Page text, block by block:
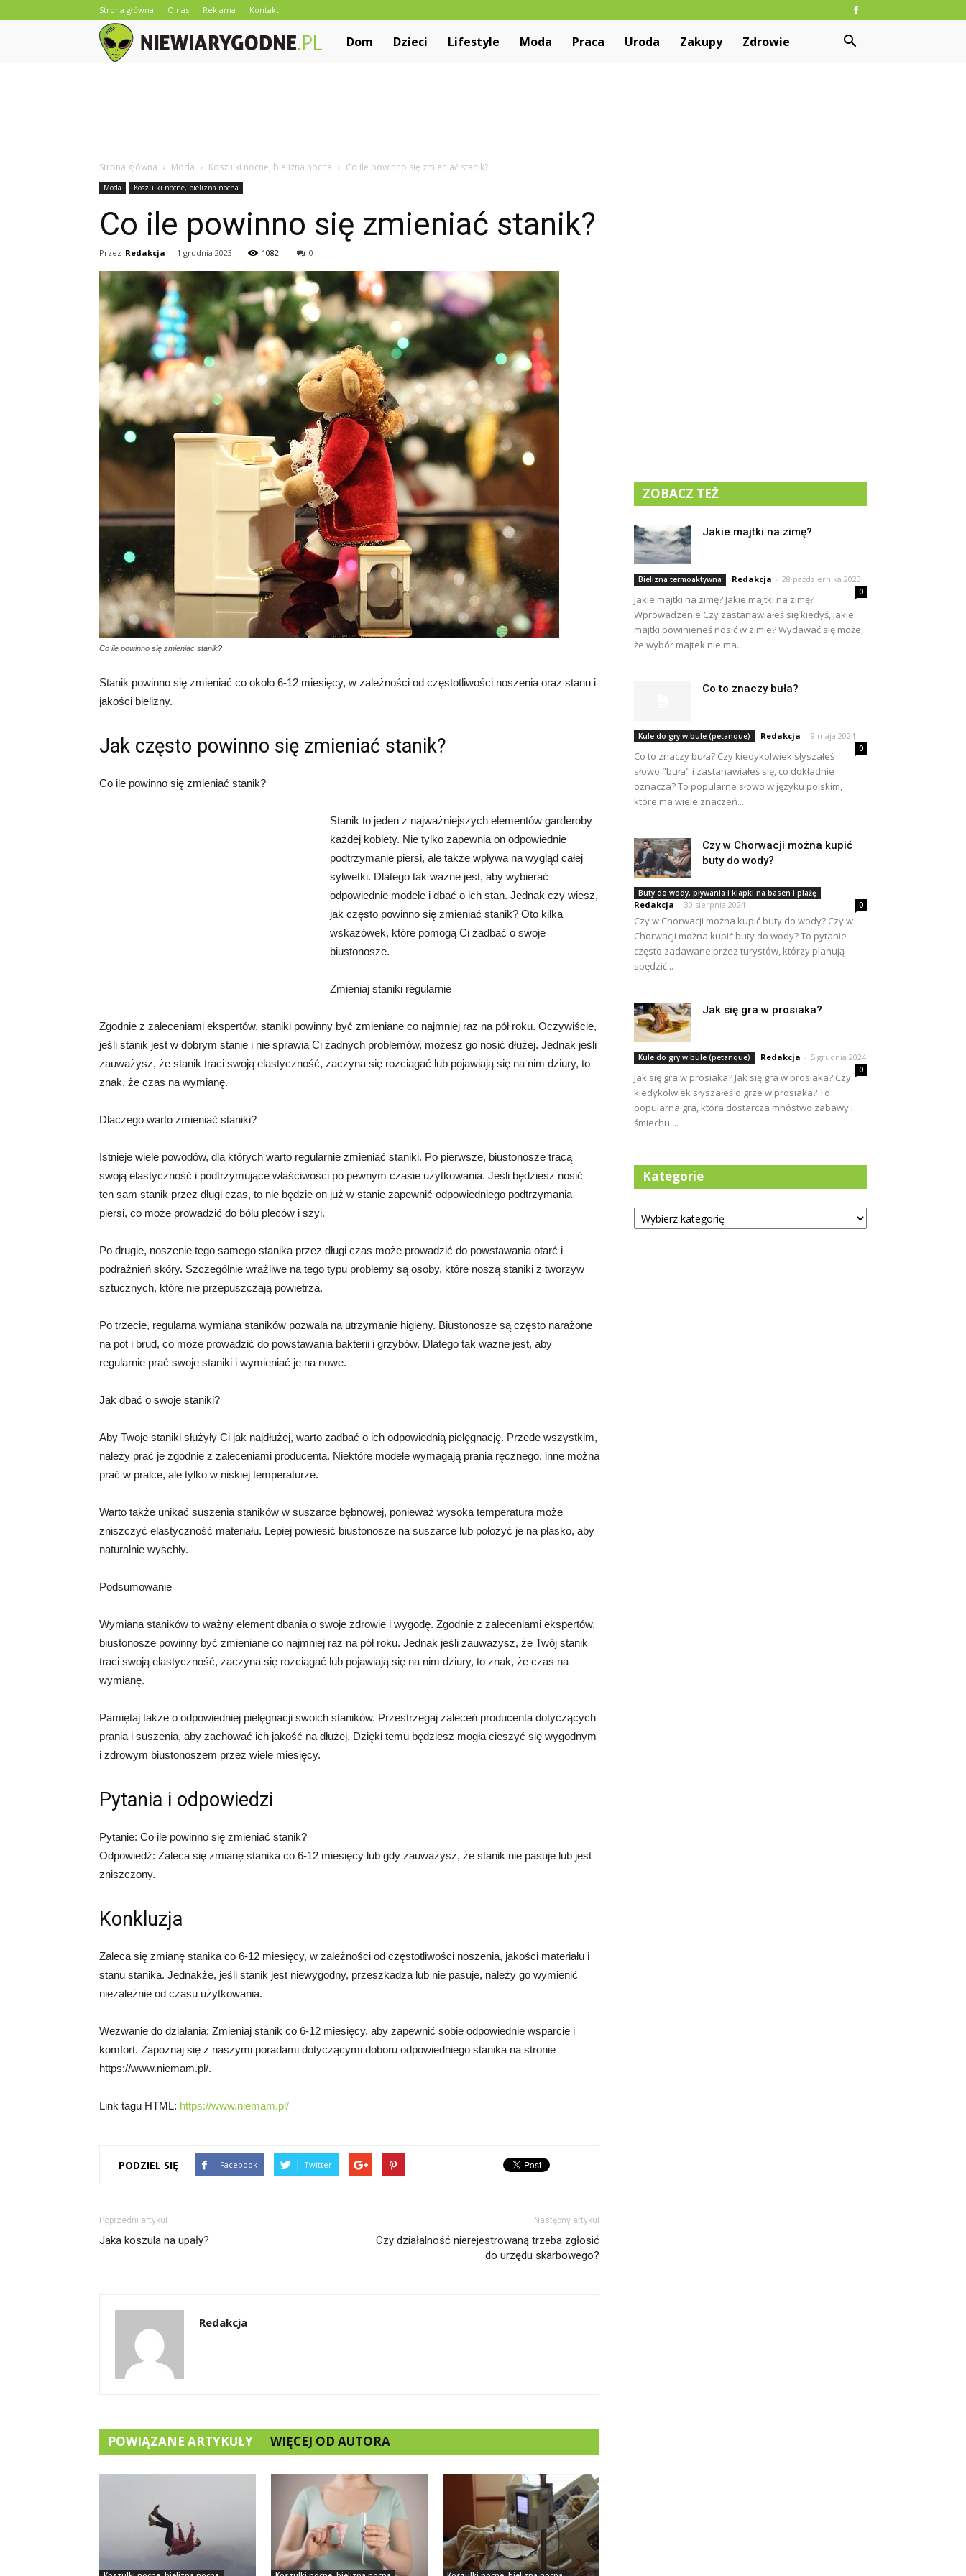
Strona główna O nas Reklama Kontakt
Niewiarygodne.pl
Dom Dzieci Lifestyle Moda Praca Uroda Zakupy Zdrowie
Strona główna Moda Koszulki nocne, bielizna nocna Co ile powinno się zmieniać stanik?
Moda Koszulki nocne, bielizna nocna
Co ile powinno się zmieniać stanik?
Przez Redakcja - 1 grudnia 2023 1082 0
Co ile powinno się zmieniać stanik?
Stanik powinno się zmieniać co około 6-12 miesięcy, w zależności od częstotliwości noszenia oraz stanu i
jakości bielizny.
Jak często powinno się zmieniać stanik?
Co ile powinno się zmieniać stanik?
Stanik to jeden z najważniejszych elementów garderoby
każdej kobiety. Nie tylko zapewnia on odpowiednie
podtrzymanie piersi, ale także wpływa na wygląd całej
sylwetki. Dlatego tak ważne jest, aby wybierać
odpowiednie modele i dbać o ich stan. Jednak czy wiesz,
jak często powinno się zmieniać stanik? Oto kilka
wskazówek, które pomogą Ci zadbać o swoje
biustonosze.
Zmieniaj staniki regularnie
Zgodnie z zaleceniami ekspertów, staniki powinny być zmieniane co najmniej raz na pół roku. Oczywiście,
jeśli stanik jest w dobrym stanie i nie sprawia Ci żadnych problemów, możesz go nosić dłużej. Jednak jeśli
zauważysz, że stanik traci swoją elastyczność, zaczyna się rozciągać lub pojawiają się na nim dziury, to
znak, że czas na wymianę.
Dlaczego warto zmieniać staniki?
Istnieje wiele powodów, dla których warto regularnie zmieniać staniki. Po pierwsze, biustonosze tracą
swoją elastyczność i podtrzymujące właściwości po pewnym czasie użytkowania. Jeśli będziesz nosić
ten sam stanik przez długi czas, to nie będzie on już w stanie zapewnić odpowiedniego podtrzymania
piersi, co może prowadzić do bólu pleców i szyi.
Po drugie, noszenie tego samego stanika przez długi czas może prowadzić do powstawania otarć i
podrażnień skóry. Szczególnie wrażliwe na tego typu problemy są osoby, które noszą staniki z tworzyw
sztucznych, które nie przepuszczają powietrza.
Po trzecie, regularna wymiana staników pozwala na utrzymanie higieny. Biustonosze są często narażone
na pot i brud, co może prowadzić do powstawania bakterii i grzybów. Dlatego tak ważne jest, aby
regularnie prać swoje staniki i wymieniać je na nowe.
Jak dbać o swoje staniki?
Aby Twoje staniki służyły Ci jak najdłużej, warto zadbać o ich odpowiednią pielęgnację. Przede wszystkim,
należy prać je zgodnie z zaleceniami producenta. Niektóre modele wymagają prania ręcznego, inne można
prać w pralce, ale tylko w niskiej temperaturze.
Warto także unikać suszenia staników w suszarce bębnowej, ponieważ wysoka temperatura może
zniszczyć elastyczność materiału. Lepiej powiesić biustonosze na suszarce lub położyć je na płasko, aby
naturalnie wyschły.
Podsumowanie
Wymiana staników to ważny element dbania o swoje zdrowie i wygodę. Zgodnie z zaleceniami ekspertów,
biustonosze powinny być zmieniane co najmniej raz na pół roku. Jednak jeśli zauważysz, że Twój stanik
traci swoją elastyczność, zaczyna się rozciągać lub pojawiają się na nim dziury, to znak, że czas na
wymianę.
Pamiętaj także o odpowiedniej pielęgnacji swoich staników. Przestrzegaj zaleceń producenta dotyczących
prania i suszenia, aby zachować ich jakość na dłużej. Dzięki temu będziesz mogła cieszyć się wygodnym
i zdrowym biustonoszem przez wiele miesięcy.
Pytania i odpowiedzi
Pytanie: Co ile powinno się zmieniać stanik?
Odpowiedź: Zaleca się zmianę stanika co 6-12 miesięcy lub gdy zauważysz, że stanik nie pasuje lub jest
zniszczony.
Konkluzja
Zaleca się zmianę stanika co 6-12 miesięcy, w zależności od częstotliwości noszenia, jakości materiału i
stanu stanika. Jednakże, jeśli stanik jest niewygodny, przeszkadza lub nie pasuje, należy go wymienić
niezależnie od czasu użytkowania.
Wezwanie do działania: Zmieniaj stanik co 6-12 miesięcy, aby zapewnić sobie odpowiednie wsparcie i
komfort. Zapoznaj się z naszymi poradami dotyczącymi doboru odpowiedniego stanika na stronie
https://www.niemam.pl/.
Link tagu HTML: https://www.niemam.pl/
PODZIEL SIĘ Facebook Twitter
Poprzedni artykuł
Jaka koszula na upały?
Następny artykuł
Czy działalność nierejestrowaną trzeba zgłosić
do urzędu skarbowego?
Redakcja
POWIĄZANE ARTYKUŁY WIĘCEJ OD AUTORA
ZOBACZ TEŻ
Jakie majtki na zimę?
Bielizna termoaktywna Redakcja - 28 października 2023
0
Jakie majtki na zimę? Jakie majtki na zimę?
Wprowadzenie Czy zastanawiałeś się kiedyś, jakie
majtki powinieneś nosić w zimie? Wydawać się może,
że wybór majtek nie ma...
Co to znaczy buła?
Kule do gry w bule (petanque) Redakcja - 9 maja 2024
0
Co to znaczy buła? Czy kiedykolwiek słyszałeś
słowo "buła" i zastanawiałeś się, co dokładnie
oznacza? To popularne słowo w języku polskim,
które ma wiele znaczeń...
Czy w Chorwacji można kupić
buty do wody?
Buty do wody, pływania i klapki na basen i plażę
Redakcja - 30 sierpnia 2024 0
Czy w Chorwacji można kupić buty do wody? Czy w
Chorwacji można kupić buty do wody? To pytanie
często zadawane przez turystów, którzy planują
spędzić...
Jak się gra w prosiaka?
Kule do gry w bule (petanque) Redakcja - 5 grudnia 2024
0
Jak się gra w prosiaka? Jak się gra w prosiaka? Czy
kiedykolwiek słyszałeś o grze w prosiaka? To
popularna gra, która dostarcza mnóstwo zabawy i
śmiechu....
Kategorie
Kategorie